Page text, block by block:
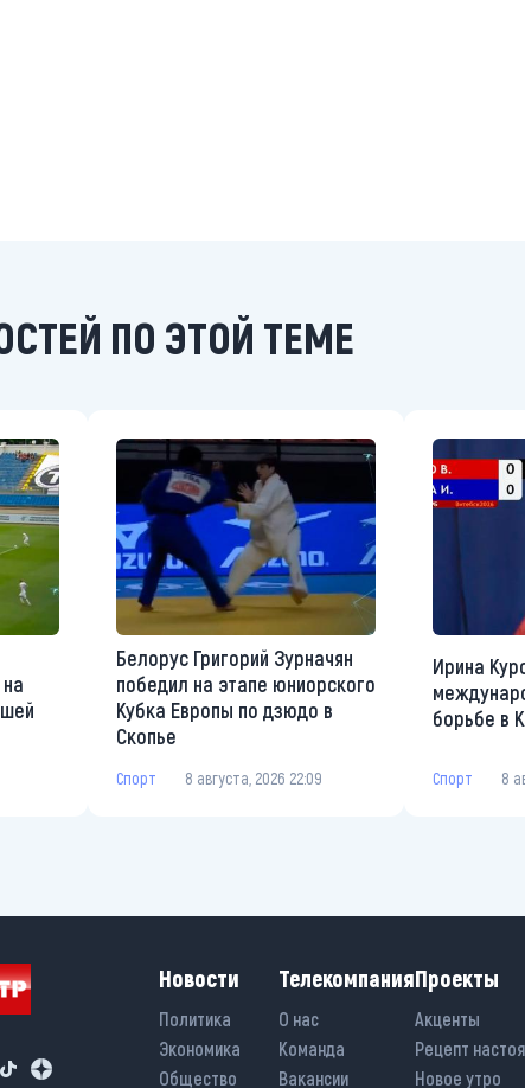
ПО ЭТОЙ ТЕМЕ
Белорус Григорий Зурначян
победил на этапе юниорского
Кубка Европы по дзюдо в
Скопье
Спорт 8 августа, 2026 22:09
Ирина
борьбе в
Спорт 8
Новости
Политика
Экономика
Общество
Телекомпания
О нас
Команда
Вакансии
Проекты
Акценты
Рецепт
Новое утро